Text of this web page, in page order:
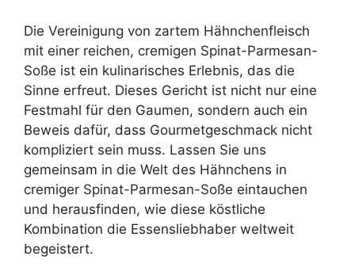
Die Vereinigung von zartem Hähnchenfleisch
mit einer reichen, cremigen Spinat-Parmesan-
Soße ist ein kulinarisches Erlebnis, das die
Sinne erfreut. Dieses Gericht ist nicht nur eine
Festmahl für den Gaumen, sondern auch ein
Beweis dafür, dass Gourmetgeschmack nicht
kompliziert sein muss. Lassen Sie uns
gemeinsam in die Welt des Hähnchens in
cremiger Spinat-Parmesan-Soße eintauchen
und herausfinden, wie diese köstliche
Kombination die Essensliebhaber weltweit
begeistert.